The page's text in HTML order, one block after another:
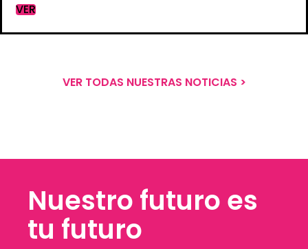
VER
VER TODAS NUESTRAS NOTICIAS >
Nuestro futuro es
tu futuro